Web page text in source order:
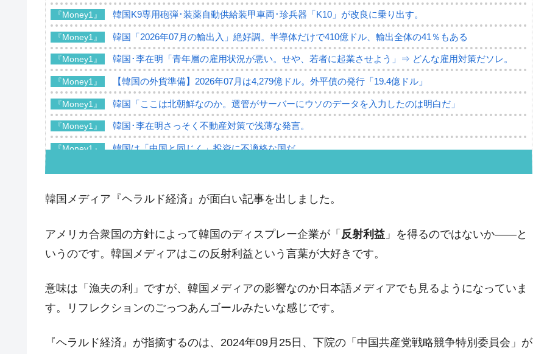
『Money1』 韓国K9専用砲弾･装薬自動供給装甲車両･珍兵器「K10」が改良に乗り出す。
『Money1』 韓国「2026年07月の輸出入」絶好調。半導体だけで410億ドル、輸出全体の41％もある
『Money1』 韓国･李在明「青年層の雇用状況が悪い。せや、若者に起業させよう」⇒ どんな雇用対策だソレ。
『Money1』 【韓国の外貨準備】2026年07月は4,279億ドル。外平債の発行「19.4億ドル」
『Money1』 韓国「ここは北朝鮮なのか。選管がサーバーにウソのデータを入力したのは明白だ」
『Money1』 韓国･李在明さっそく不動産対策で浅薄な発言。
『Money1』 韓国は「中国と同じく」投資に不適格な国だ。
『Money1』 韓国･外為取引量「1日当たり1,214.4億ドル」まで拡大 ⇒ 海外資金の動きに強く左右される状態
『Money1』
韓国大統領府ボンクラ政策室長が告発された ⇒ 国家が行った恐るべき株価操作であり、空前の国政
壟断
『Money1』 中国だけが鉄鋼輸出を異常増加させる ⇒ 中国の過剰生産が世界を蝕む。
『Money1』 【米韓激突案件】韓国消費者院が『クーパン』1人当たり賠償10万ウォンを認定 ⇒ 総額3兆7,000億
韓国メディア『ヘラルド経済』が面白い記事を出しました。
アメリカ合衆国の方針によって韓国のディスプレー企業が「 反射利益 」を得るのではないか――と
いうのです。韓国メディアはこの反射利益という言葉が大好きです。
意味は「漁夫の利」ですが、韓国メディアの影響なのか日本語メディアでも見るようになっていま
す。リフレクションのごっつあんゴールみたいな感じです。
『ヘラルド経済』が指摘するのは、2024年09月25日、下院の「中国共産党戦略競争特別委員会」が